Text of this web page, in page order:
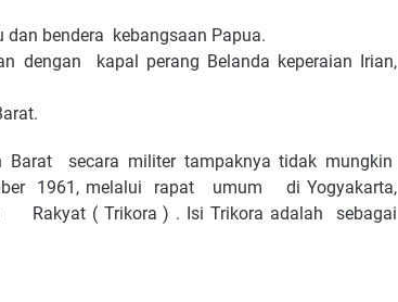
bendera kebangsaan Papua.
dengan kapal perang Belanda keperaian Irian,
Barat secara militer tampaknya tidak mungkin
1961, melalui rapat umum di Yogyakarta,
( Trikora ) . Isi Trikora adalah sebagai